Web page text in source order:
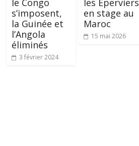
le Congo
s’imposent,
la Guinée et
l’Angola
éliminés
3 février 2024
les Éperviers
en stage au
Maroc
15 mai 2026